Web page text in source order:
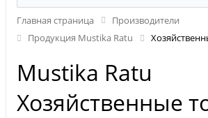
Главная страница
Производители
Продукция Mustika Ratu
Mustika Ratu
Хозяйственные